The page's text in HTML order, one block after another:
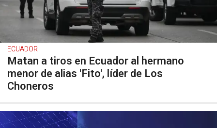
ECUADOR
Matan a tiros en Ecuador al hermano
menor de alias 'Fito', líder de Los
Choneros